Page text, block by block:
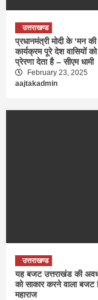
उत्तराखण्ड
प्रधानमंत्री मोदी के ‘मन की
कार्यक्रम पूरे देश वासियों
प्रेरणा देता है – सीएम धामी
February 23, 2025
aajtakadmin
उत्तराखण्ड
यह बजट उत्तराखंड की
को साकार करने वाला बजट
महाराज